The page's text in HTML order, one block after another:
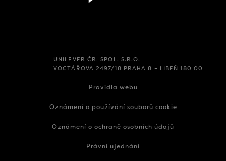
UNILEVER ČR, SPOL. S.R.O.
VOCTÁŘOVA 2497/18 PRAHA 8 – LIBEŇ 180 00
Pravidla webu
Oznámení o používání souborů cookie
Oznámení o ochraně osobních údajů
Právní ujednání